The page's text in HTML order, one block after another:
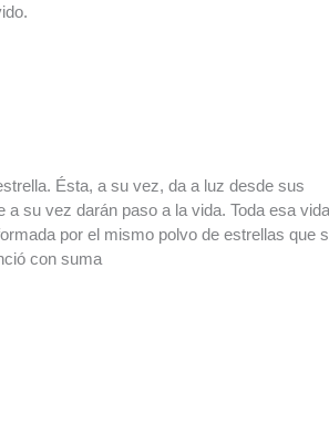
Ésta, a su vez, da a luz desde sus
a su vez darán paso a la vida. Toda esa
por el mismo polvo de estrellas que
con suma